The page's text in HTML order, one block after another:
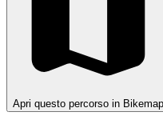
Apri questo percorso in Bikemap